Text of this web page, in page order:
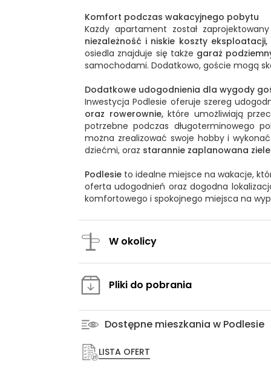
Komfort podczas wakacyjnego pobytu
Każdy apartament został
niezależność i niskie koszty eksploatacji,
osiedla znajduje się także garaż
samochodami. Dodatkowo, goście mogą
Dodatkowe udogodnienia dla wygody
Inwestycja Podlesie oferuje szereg
oraz rowerownie,które umożliwiają
potrzebne podczas długoterminowego
można zrealizować swoje hobby i
dziećmi, oraz starannie zaplanowana
Podlesie to idealne miejsce na wakacje,
oferta udogodnień oraz dogodna
komfortowego i spokojnego miejsca na
W okolicy
Pliki do pobrania
Dostępne mieszkania w Podlesie
LISTA OFERT